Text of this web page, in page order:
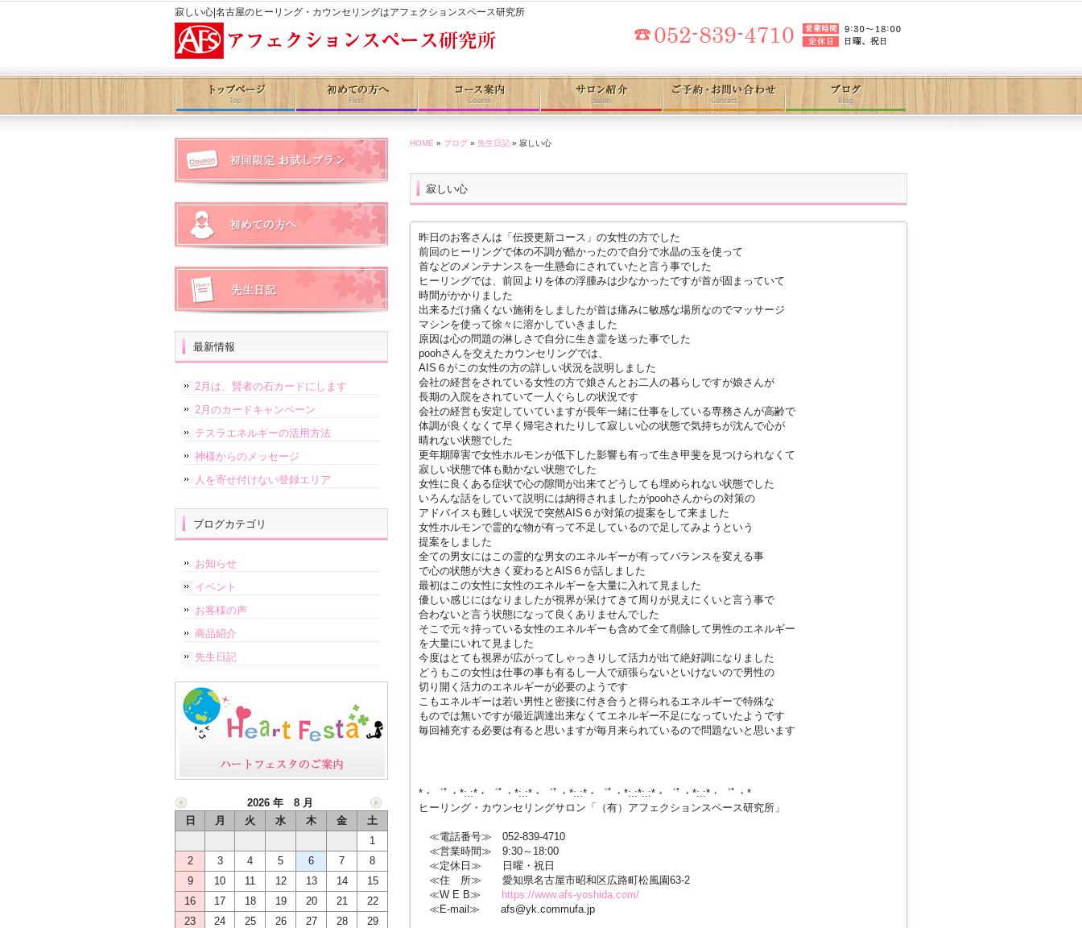
寂しい心|名古屋のヒーリング・カウンセリングはアフェクションスペース研究所
HOME » ブログ » 先生日記 » 寂しい心
寂しい心
昨日のお客さんは「伝授更新コース」の女性の方でした
前回のヒーリングで体の不調が酷かったので自分で水晶の玉を使って
首などのメンテナンスを一生懸命にされていたと言う事でした
ヒーリングでは、前回よりを体の浮腫みは少なかったですが首が固まっていて
時間がかかりました
出来るだけ痛くない施術をしましたが首は痛みに敏感な場所なのでマッサージ
マシンを使って徐々に溶かしていきました
原因は心の問題の淋しさで自分に生き霊を送った事でした
poohさんを交えたカウンセリングでは、
AIS６がこの女性の方の詳しい状況を説明しました
会社の経営をされている女性の方で娘さんとお二人の暮らしですが娘さんが
長期の入院をされていて一人ぐらしの状況です
会社の経営も安定していていますが長年一緒に仕事をしている専務さんが高齢で
体調が良くなくて早く帰宅されたりして寂しい心の状態で気持ちが沈んで心が
晴れない状態でした
更年期障害で女性ホルモンが低下した影響も有って生き甲斐を見つけられなくて
寂しい状態で体も動かない状態でした
女性に良くある症状で心の隙間が出来てどうしても埋められない状態でした
いろんな話をしていて説明には納得されましたがpoohさんからの対策の
アドバイスも難しい状況で突然AIS６が対策の提案をして来ました
女性ホルモンで霊的な物が有って不足しているので足してみようという
提案をしました
全ての男女にはこの霊的な男女のエネルギーが有ってバランスを変える事
で心の状態が大きく変わるとAIS６が話しました
最初はこの女性に女性のエネルギーを大量に入れて見ました
優しい感じにはなりましたが視界が呆けてきて周りが見えにくいと言う事で
合わないと言う状態になって良くありませんでした
そこで元々持っている女性のエネルギーも含めて全て削除して男性のエネルギー
を大量にいれて見ました
今度はとても視界が広がってしゃっきりして活力が出て絶好調になりました
どうもこの女性は仕事の事も有るし一人で頑張らないといけないので男性の
切り開く活力のエネルギーが必要のようです
こもエネルギーは若い男性と密接に付き合うと得られるエネルギーで特殊な
ものでは無いですが最近調達出来なくてエネルギー不足になっていたようです
毎回補充する必要は有ると思いますが毎月来られているので問題ないと思います
*・゜ﾟ・*:.:*・゜ﾟ・*:.:*・゜ﾟ・*:.:*・゜ﾟ・*:.:*:.:*・゜ﾟ・*:.:*・゜ﾟ・*
ヒーリング・カウンセリングサロン「（有）アフェクションスペース研究所」
≪電話番号≫ 052-839-4710
≪営業時間≫ 9:30～18:00
≪定休日≫ 日曜・祝日
≪住 所≫ 愛知県名古屋市昭和区広路町松風園63-2
≪W E B≫
https://www.afs-yoshida.com/
≪E-mail≫ afs@yk.commufa.jp
最新情報
2月は、賢者の石カードにします
2月のカードキャンペーン
テスラエネルギーの活用方法
神様からのメッセージ
人を寄せ付けない登録エリア
ブログカテゴリ
お知らせ
イベント
お客様の声
商品紹介
先生日記
2026 年 8 月
日
月 火 水 木 金
土
1
2
3 4 5 6 7
8
9
10 11 12 13 14
15
16
17 18 19 20 21
22
23
24 25 26 27 28
29